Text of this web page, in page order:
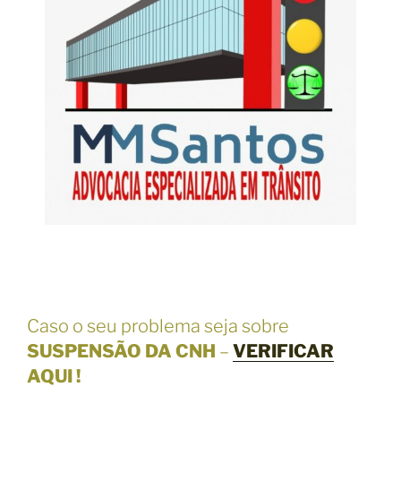
Caso o seu problema seja sobre
SUSPENSÃO DA CNH – VERIFICAR
AQUI !